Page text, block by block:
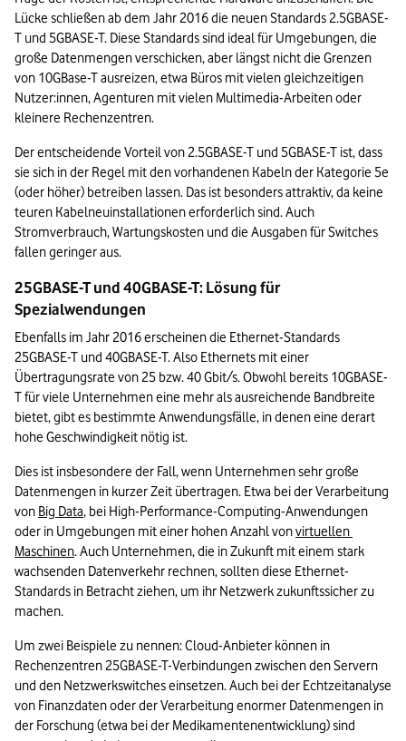
Lücke schließen ab dem Jahr 2016 die neuen Standards 2.5GBASE-
T und 5GBASE-T. Diese Standards sind ideal für Umgebungen, die
große Datenmengen verschicken, aber längst nicht die Grenzen
von 10GBase-T ausreizen, etwa Büros mit vielen gleichzeitigen
Nutzer:innen, Agenturen mit vielen Multimedia-Arbeiten oder
kleinere Rechenzentren.
Der entscheidende Vorteil von 2.5GBASE-T und 5GBASE-T ist, dass
sie sich in der Regel mit den vorhandenen Kabeln der Kategorie 5e
(oder höher) betreiben lassen. Das ist besonders attraktiv, da keine
teuren Kabelneuinstallationen erforderlich sind. Auch
Stromverbrauch, Wartungskosten und die Ausgaben für Switches
fallen geringer aus.
25GBASE-T und 40GBASE-T: Lösung für
Spezialwendungen
Ebenfalls im Jahr 2016 erscheinen die Ethernet-Standards
25GBASE-T und 40GBASE-T. Also Ethernets mit einer
Übertragungsrate von 25 bzw. 40 Gbit/s. Obwohl bereits 10GBASE-
T für viele Unternehmen eine mehr als ausreichende Bandbreite
bietet, gibt es bestimmte Anwendungsfälle, in denen eine derart
hohe Geschwindigkeit nötig ist.
Dies ist insbesondere der Fall, wenn Unternehmen sehr große
Datenmengen in kurzer Zeit übertragen. Etwa bei der Verarbeitung
von Big Data, bei High-Performance-Computing-Anwendungen
oder in Umgebungen mit einer hohen Anzahl von virtuellen
Maschinen. Auch Unternehmen, die in Zukunft mit einem stark
wachsenden Datenverkehr rechnen, sollten diese Ethernet-
Standards in Betracht ziehen, um ihr Netzwerk zukunftssicher zu
machen.
Um zwei Beispiele zu nennen: Cloud-Anbieter können in
Rechenzentren 25GBASE-T-Verbindungen zwischen den Servern
und den Netzwerkswitches einsetzen. Auch bei der Echtzeitanalyse
von Finanzdaten oder der Verarbeitung enormer Datenmengen in
der Forschung (etwa bei der Medikamentenentwicklung) sind